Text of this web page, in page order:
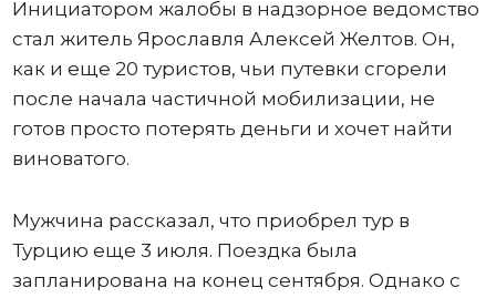
Инициатором жалобы в надзорное ведомство
стал житель Ярославля Алексей Желтов. Он,
как и еще 20 туристов, чьи путевки сгорели
после начала частичной мобилизации, не
готов просто потерять деньги и хочет найти
виноватого.
Мужчина рассказал, что приобрел тур в
Турцию еще 3 июля. Поездка была
запланирована на конец сентября. Однако с